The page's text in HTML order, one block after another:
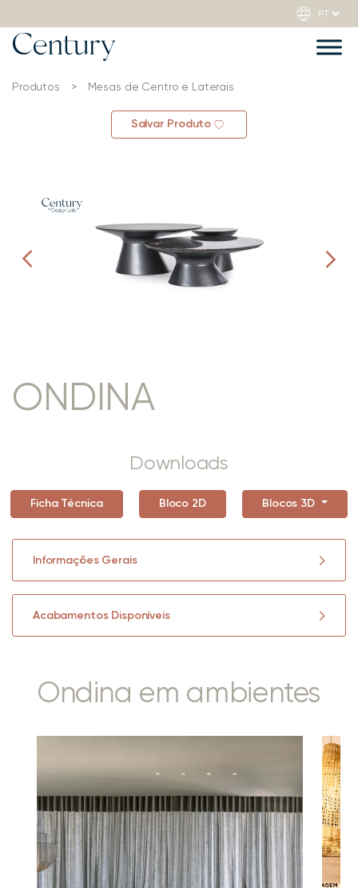
Produtos > Mesas de Centro e Laterais
Salvar Produto
ONDINA
Downloads
Ficha Técnica Bloco 2D Blocos 3D
Informações Gerais
Acabamentos Disponíveis
Ondina em ambientes